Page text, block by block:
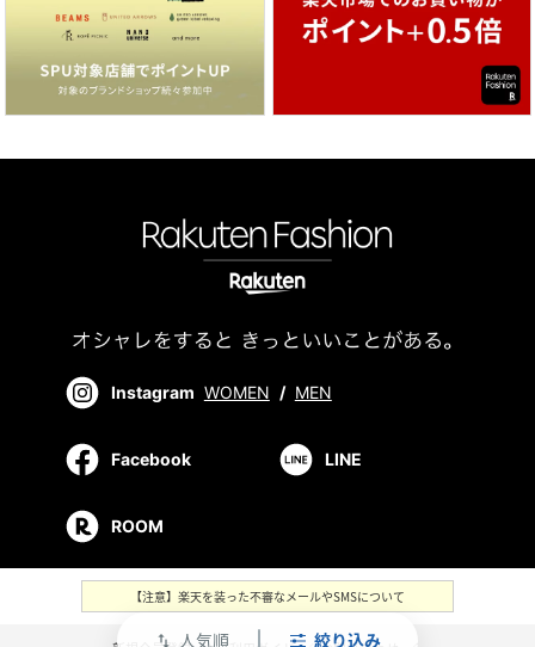
swap_vert 人気順 絞り込み
Instagram WOMEN / MEN
Facebook LINE
ROOM
【注意】楽天を装った不審なメールやSMSについて